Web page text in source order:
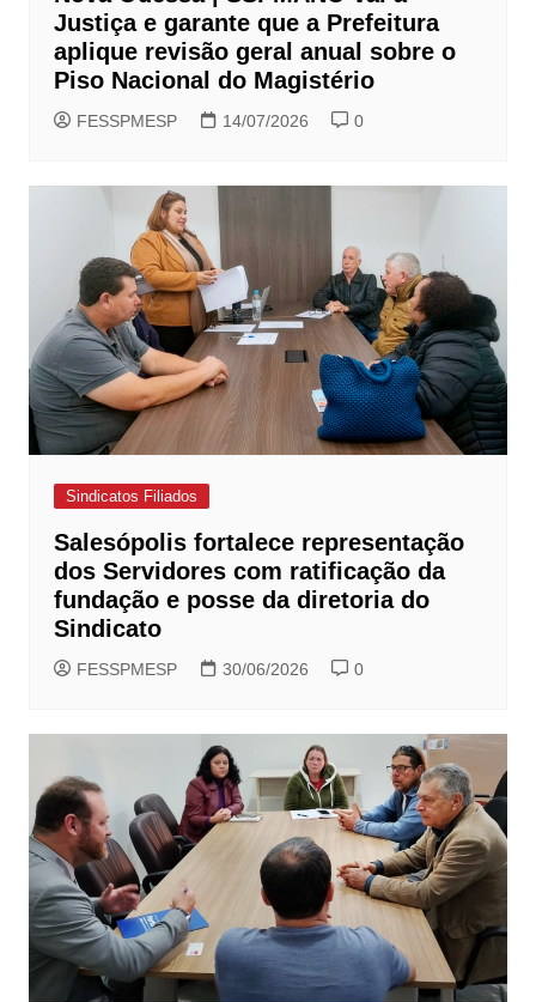
Justiça e garante que a Prefeitura
aplique revisão geral anual sobre o
Piso Nacional do Magistério
FESSPMESP 14/07/2026 0
Sindicatos Filiados
Salesópolis fortalece representação
dos Servidores com ratificação da
fundação e posse da diretoria do
Sindicato
FESSPMESP 30/06/2026 0